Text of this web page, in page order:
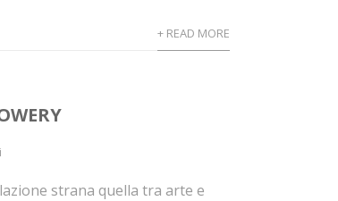
+ READ MORE
strana quella tra arte e